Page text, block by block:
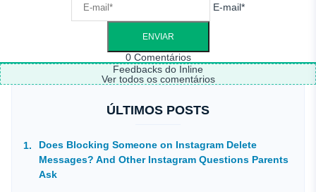
E-mail*
0Comentários
Feedbacks do Inline
Ver todos os comentários
ÚLTIMOS POSTS
Does Blocking Someone on Instagram Delete
Messages? And Other Instagram Questions Parents
Ask